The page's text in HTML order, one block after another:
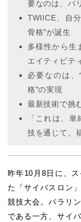
要なのは、バ
TWIICE、自
骨格”が誕生
多様性から生
エイティビテ
必要なのは、
格”の実現
最新技術で挑
「これは、
技を通じて、
昨年10月8日に、
た「サイバスロン
競技大会。パラリ
である一方、サイ